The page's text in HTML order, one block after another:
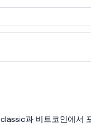
과 비트코인에서